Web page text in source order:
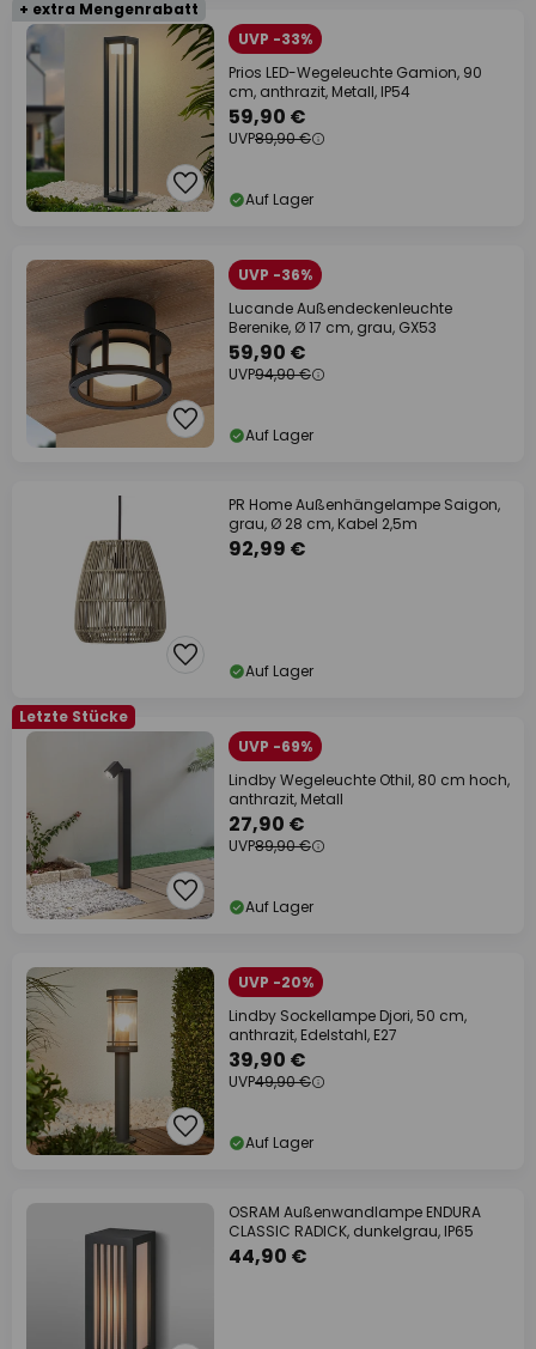
+ extra Mengenrabatt
UVP -33%
Prios LED-Wegeleuchte Gamion, 90
cm, anthrazit, Metall, IP54
59,90 €
UVP89,90 €
Auf Lager
UVP -36%
Lucande Außendeckenleuchte
Berenike, Ø 17 cm, grau, GX53
59,90 €
UVP94,90 €
Auf Lager
PR Home Außenhängelampe Saigon,
grau, Ø 28 cm, Kabel 2,5m
92,99 €
Auf Lager
Letzte Stücke
UVP -69%
Lindby Wegeleuchte Othil, 80 cm hoch,
anthrazit, Metall
27,90 €
UVP89,90 €
Auf Lager
UVP -20%
Lindby Sockellampe Djori, 50 cm,
anthrazit, Edelstahl, E27
39,90 €
UVP49,90 €
Auf Lager
OSRAM Außenwandlampe ENDURA
CLASSIC RADICK, dunkelgrau, IP65
44,90 €